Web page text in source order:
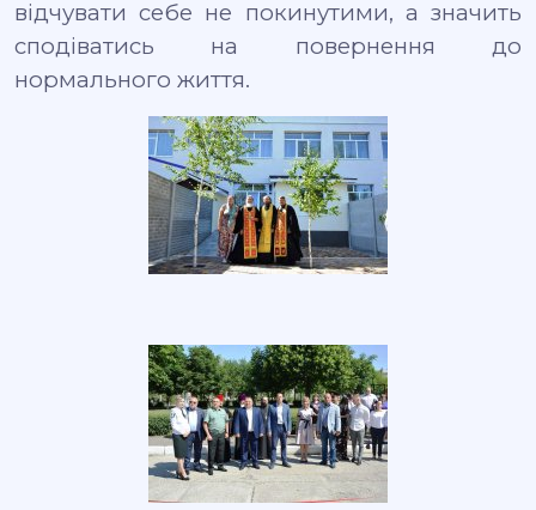
відчувати себе не покинутими, а значить
сподіватись на повернення до
нормального життя.